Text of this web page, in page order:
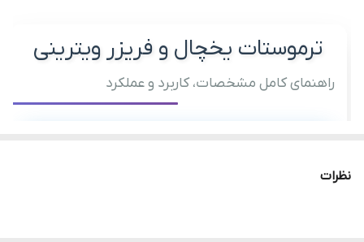
جریان مجاز حداکثر ۱۶ آمپر
ترموستات یخچال و فریزر ویترینی
راهنمای کامل مشخصات، کاربرد و عملکرد
نظرات